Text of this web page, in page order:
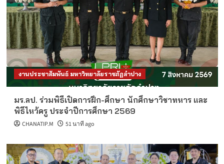
งานประชาสัมพันธ์ มหาวิทยาลัยราชภัฏลำปาง
มร.ลป. ร่วมพิธีเปิดการฝึก-ศึกษา นักศึกษาวิชาทหาร และ
พิธีไหว้ครู ประจำปีการศึกษา 2569
CHANATIP.M 51 นาที ago